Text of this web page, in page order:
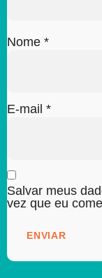
Nome *
E-mail *
Salvar meus
vez que eu